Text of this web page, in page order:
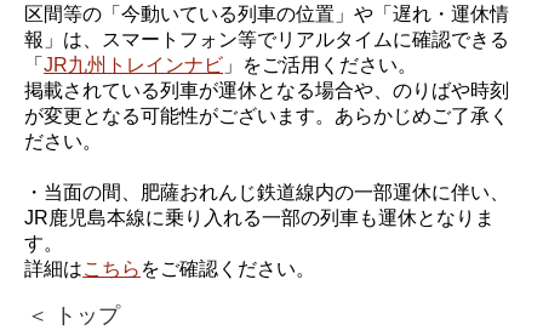
区間等の「今動いている列車の位置」や「遅れ・運休情
報」は、スマートフォン等でリアルタイムに確認できる
「JR九州トレインナビ 」をご活用ください。
掲載されている列車が運休となる場合や、のりばや時刻
が変更となる可能性がございます。あらかじめご了承く
ださい。
・当面の間、肥薩おれんじ鉄道線内の一部運休に伴い、
JR鹿児島本線に乗り入れる一部の列車も運休となりま
す。
詳細はこちら をご確認ください。
＜ トップ